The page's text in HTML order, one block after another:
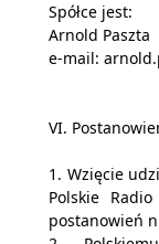
Spółce jest:
Arnold Paszta
e-mail:
VI.
1. Wzięcie
Polskie
postanowień